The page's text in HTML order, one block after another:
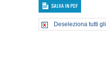
Deseleziona tutti